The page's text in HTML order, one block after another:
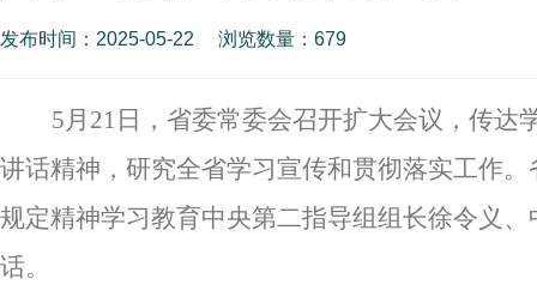
发布时间：2025-05-22 浏览数量： 679
5月21日，省委常委会召开扩大会议，传达
讲话精神，研究全省学习宣传和贯彻落实工作
规定精神学习教育中央第二指导组组长徐令义
话。